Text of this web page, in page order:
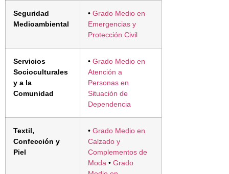
Seguridad
Medioambiental
• Grado Medio en
Emergencias y
Protección Civil
Servicios
Socioculturales
y a la
Comunidad
• Grado Medio en
Atención a
Personas en
Situación de
Dependencia
Textil,
Confección y
Piel
• Grado Medio en
Calzado y
Complementos de
Moda • Grado